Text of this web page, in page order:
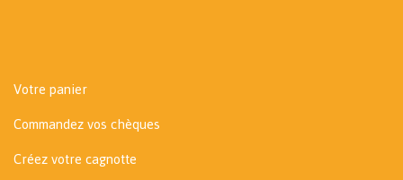
Votre panier
Commandez vos chèques
Créez votre cagnotte